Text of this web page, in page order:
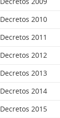
Decretos 2010
Decretos 2011
Decretos 2012
Decretos 2013
Decretos 2014
Decretos 2015